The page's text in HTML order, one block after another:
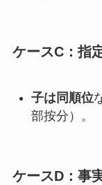
ケースC：指
子は同順位
部按分）。
ケースD：事